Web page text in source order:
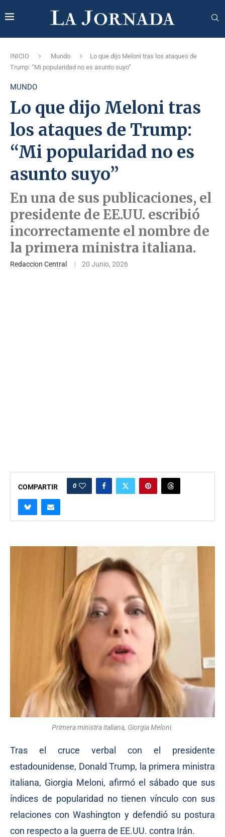
INICIO Mundo
Lo que dijo Meloni tras los ataques de
Trump: “Mi popularidad no es asunto suyo”
MUNDO
Lo que dijo Meloni tras
los ataques de Trump:
“Mi popularidad no es
asunto suyo”
En una de sus publicaciones, el
presidente de EE.UU. escribió
incorrectamente el nombre de
la primera ministra italiana.
Redaccion Central 20 Junio, 2026
COMPARTIR 0
Primera ministra italiana, Giorgia Meloni.
Tras el cruce verbal con el presidente
estadounidense, Donald Trump, la primera ministra
italiana, Giorgia Meloni, afirmó el sábado que sus
índices de popularidad no tienen vínculo con sus
relaciones con Washington y defendió su postura
con respecto a la guerra de EE.UU. contra Irán.